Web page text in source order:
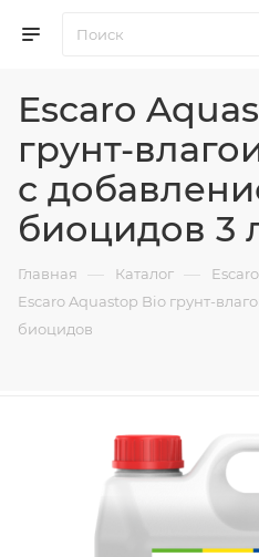
Escaro
грунт-
с
биоцидов 3
Главная — Каталог — Escaro
Escaro Aquastop Bio грунт-
биоцидов